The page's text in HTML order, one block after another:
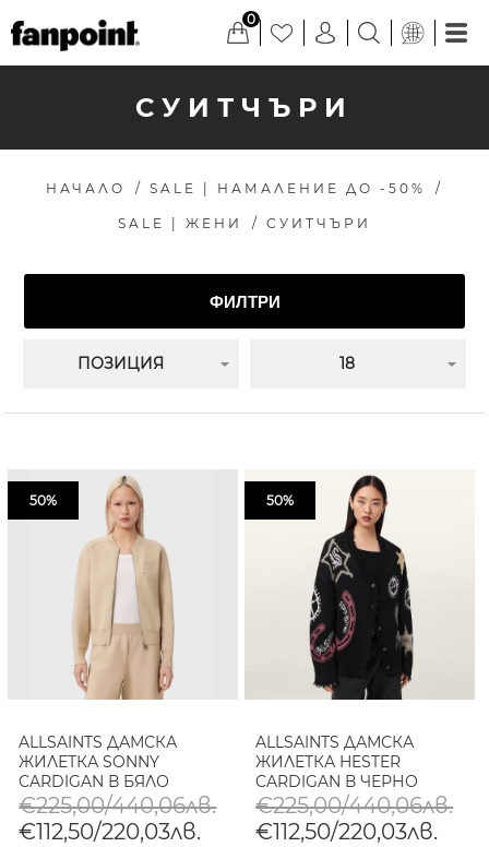
0
СУИТЧЪРИ
НАЧАЛО / SALE | НАМАЛЕНИЕ ДО -50% /
SALE | ЖЕНИ / СУИТЧЪРИ
ФИЛТРИ
ПОЗИЦИЯ 18
50%
ALLSAINTS ДАМСКА
ЖИЛЕТКА SONNY
CARDIGAN В БЯЛО
€225,00/440,06лв.
€112,50/220,03лв.
50%
ALLSAINTS ДАМСКА
ЖИЛЕТКА HESTER
CARDIGAN В ЧЕРНО
€225,00/440,06лв.
€112,50/220,03лв.